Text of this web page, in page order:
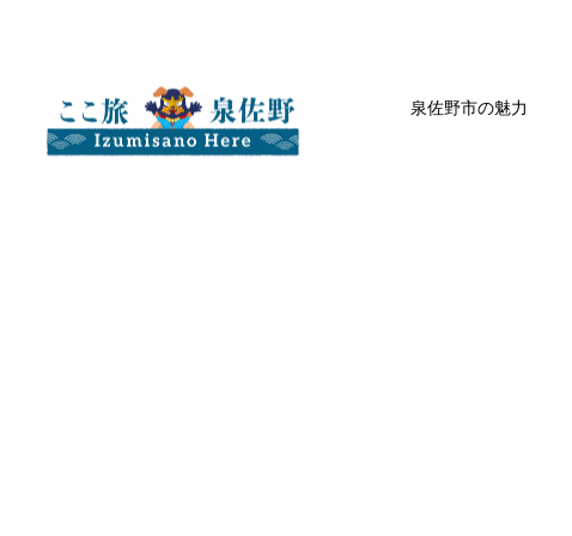
泉佐野市の魅力